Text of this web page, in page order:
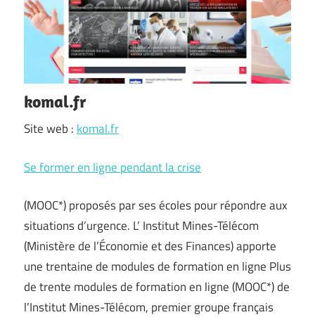
komal.fr
Site web : komal.fr
Se former en ligne pendant la crise
(MOOC*) proposés par ses écoles pour répondre aux
situations d’urgence. L’ Institut Mines-Télécom
(Ministère de l’Économie et des Finances) apporte
une trentaine de modules de formation en ligne Plus
de trente modules de formation en ligne (MOOC*) de
l’Institut Mines-Télécom, premier groupe français